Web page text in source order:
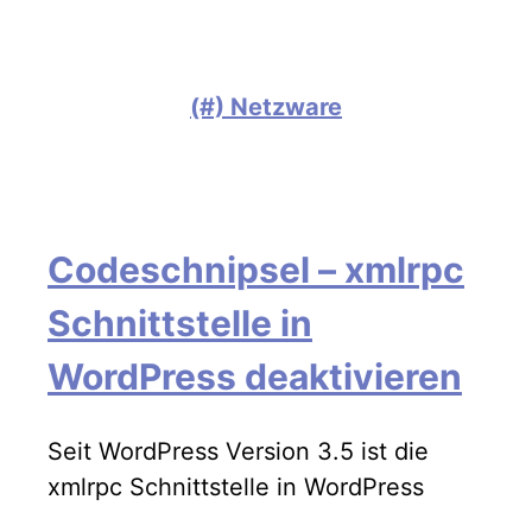
(#) Netzware
Codeschnipsel – xmlrpc
Schnittstelle in
WordPress deaktivieren
Seit WordPress Version 3.5 ist die
xmlrpc Schnittstelle in WordPress